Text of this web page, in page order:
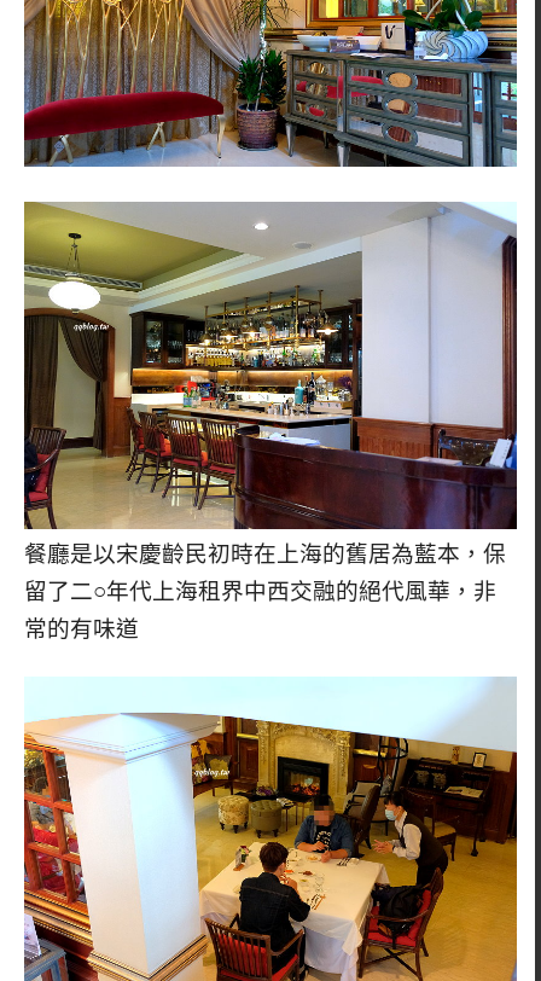
餐廳是以宋慶齡民初時在上海的舊居為藍本，保
留了二○年代上海租界中西交融的絕代風華，非
常的有味道